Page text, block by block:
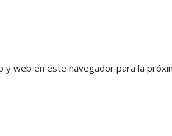
y web en este navegador para la